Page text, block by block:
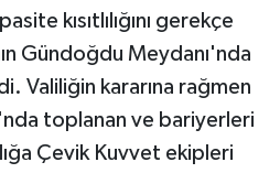
kısıtlılığını gerekçe
Gündoğdu Meydanı'nda
Valiliğin kararına rağmen
toplanan ve bariyerleri
Çevik Kuvvet ekipleri